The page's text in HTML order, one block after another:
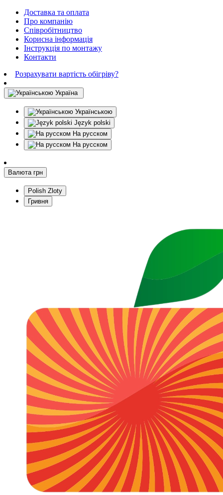
Доставка та оплата
Про компанію
Співробітництво
Корисна інформація
Інструкція по монтажу
Контакти
Розрахувати вартість обігріву?
Україна
Українською
Język polski
На русском
На русском
Валюта грн
Polish Zloty
Гривня